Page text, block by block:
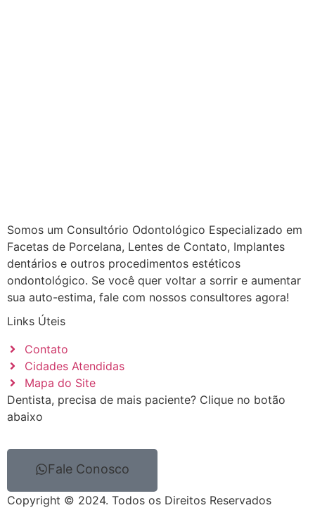
Somos um Consultório Odontológico Especializado em
Facetas de Porcelana, Lentes de Contato, Implantes
dentários e outros procedimentos estéticos
ondontológico. Se você quer voltar a sorrir e aumentar
sua auto-estima, fale com nossos consultores agora!
Links Úteis
Contato
Cidades Atendidas
Mapa do Site
Dentista, precisa de mais paciente? Clique no botão
abaixo
Fale Conosco
Copyright © 2024. Todos os Direitos Reservados